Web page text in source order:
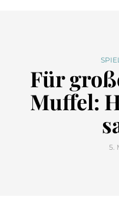
Für
Muffel:
5.